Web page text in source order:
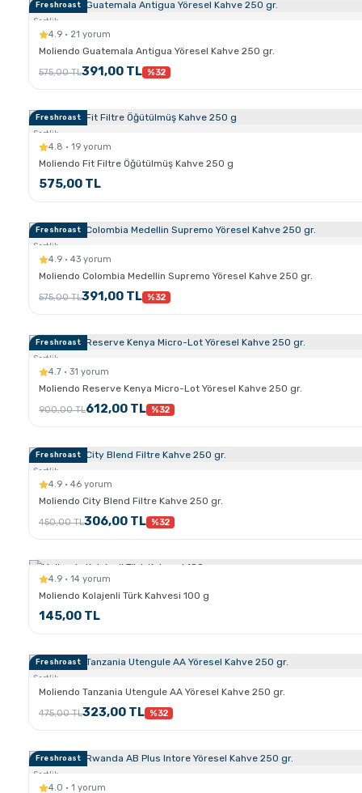
Freshroast
Sertlik:
4.9 · 21 yorum
Moliendo Guatemala Antigua Yöresel Kahve 250 gr.
575,00 TL391,00 TL %32
Freshroast
Sertlik:
4.8 · 19 yorum
Moliendo Fit Filtre Öğütülmüş Kahve 250 g
575,00 TL
Freshroast
Sertlik:
4.9 · 43 yorum
Moliendo Colombia Medellin Supremo Yöresel Kahve 250 gr.
575,00 TL391,00 TL %32
Freshroast
Sertlik:
4.7 · 31 yorum
Moliendo Reserve Kenya Micro-Lot Yöresel Kahve 250 gr.
900,00 TL612,00 TL %32
Freshroast
Sertlik:
4.9 · 46 yorum
Moliendo City Blend Filtre Kahve 250 gr.
450,00 TL306,00 TL %32
4.9 · 14 yorum
Moliendo Kolajenli Türk Kahvesi 100 g
145,00 TL
Freshroast
Sertlik:
Moliendo Tanzania Utengule AA Yöresel Kahve 250 gr.
475,00 TL323,00 TL %32
Freshroast
Sertlik:
4.0 · 1 yorum